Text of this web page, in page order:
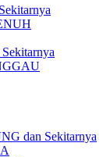
dan Sekitarnya